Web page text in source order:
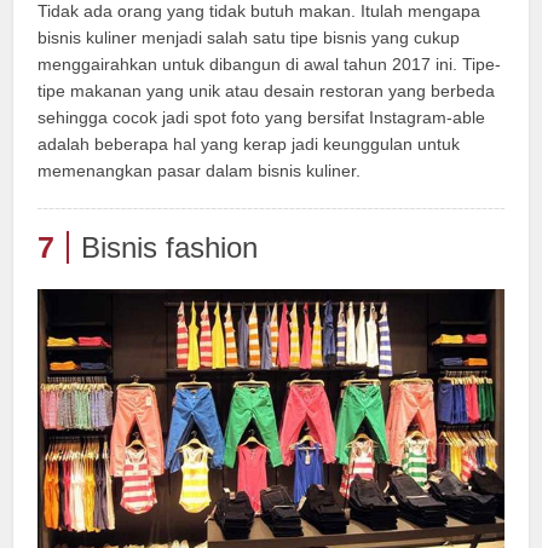
Tidak ada orang yang tidak butuh makan. Itulah mengapa
bisnis kuliner menjadi salah satu tipe bisnis yang cukup
menggairahkan untuk dibangun di awal tahun 2017 ini. Tipe-
tipe makanan yang unik atau desain restoran yang berbeda
sehingga cocok jadi spot foto yang bersifat Instagram-able
adalah beberapa hal yang kerap jadi keunggulan untuk
memenangkan pasar dalam bisnis kuliner.
7 Bisnis fashion